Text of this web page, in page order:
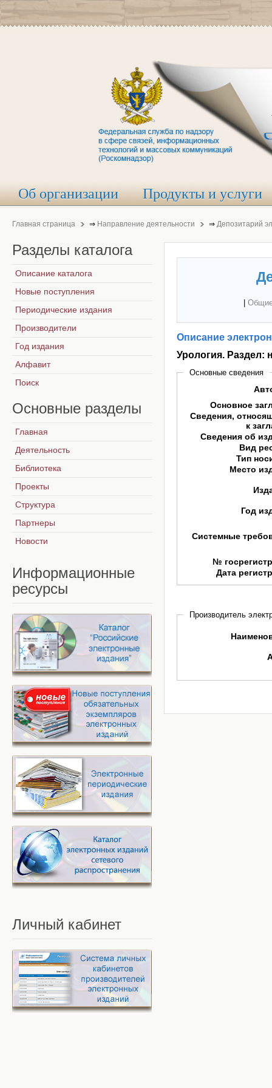
Об организации Продукты и услуги
Главная страница ⇒ Направление деятельности ⇒ Депозитарий
Описание
Урология. Раздел:
Основные сведения
Основное
Сведения,
к
Сведения об
Вид
Тип
Место
Год
Системные
№
Дата
Производитель
Разделы каталога
Описание каталога
Новые поступления
Периодические издания
Производители
Год издания
Алфавит
Поиск
Основные разделы
Главная
Деятельность
Библиотека
Проекты
Структура
Партнеры
Новости
Информационные
ресурсы
Личный кабинет